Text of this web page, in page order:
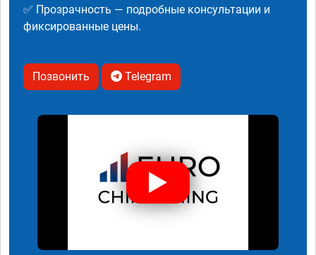
✅ Прозрачность — подробные консультации и
фиксированные цены.
Позвонить Telegram